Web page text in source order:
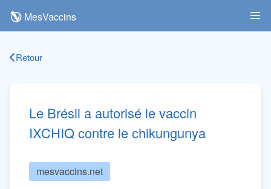
MesVaccins
Retour
Le Brésil a autorisé le vaccin
IXCHIQ contre le chikungunya
mesvaccins.net